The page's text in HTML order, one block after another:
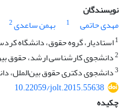
نویسندگان
مهدی حاتمی
1 بهمن ساعدی2
1استادیار، گروه حقوق، دانشگاه
2دانشجوی کارشناسی ارشد، حقوق
3دانشجوی دکتری حقوق بین‌الملل،
10.22059/jolt.2015.55638
چکیده